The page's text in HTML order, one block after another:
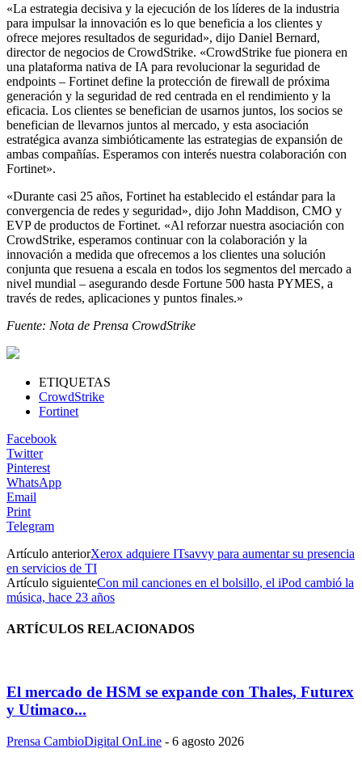
«La estrategia decisiva y la ejecución de los líderes de la industria
para impulsar la innovación es lo que beneficia a los clientes y
ofrece mejores resultados de seguridad», dijo Daniel Bernard,
director de negocios de CrowdStrike. «CrowdStrike fue pionera en
una plataforma nativa de IA para revolucionar la seguridad de
endpoints – Fortinet define la protección de firewall de próxima
generación y la seguridad de red centrada en el rendimiento y la
eficacia. Los clientes se benefician de usarnos juntos, los socios se
benefician de llevarnos juntos al mercado, y esta asociación
estratégica avanza simbióticamente las estrategias de expansión de
ambas compañías. Esperamos con interés nuestra colaboración con
Fortinet».
«Durante casi 25 años, Fortinet ha establecido el estándar para la
convergencia de redes y seguridad», dijo John Maddison, CMO y
EVP de productos de Fortinet. «Al reforzar nuestra asociación con
CrowdStrike, esperamos continuar con la colaboración y la
innovación a medida que ofrecemos a los clientes una solución
conjunta que resuena a escala en todos los segmentos del mercado a
nivel mundial – asegurando desde Fortune 500 hasta PYMES, a
través de redes, aplicaciones y puntos finales.»
Fuente: Nota de Prensa CrowdStrike
ETIQUETAS
CrowdStrike
Fortinet
Facebook
Twitter
Pinterest
WhatsApp
Email
Print
Telegram
Artículo anteriorXerox adquiere ITsavvy para aumentar su presencia
en servicios de TI
Artículo siguienteCon mil canciones en el bolsillo, el iPod cambió la
música, hace 23 años
ARTÍCULOS RELACIONADOS
El mercado de HSM se expande con Thales, Futurex
y Utimaco...
Prensa CambioDigital OnLine - 6 agosto 2026